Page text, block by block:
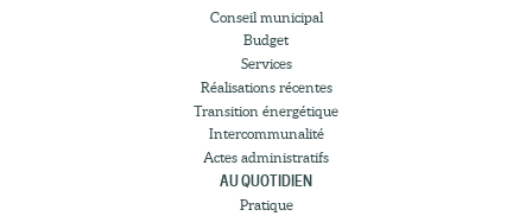
Conseil municipal
Budget
Services
Réalisations récentes
Transition énergétique
Intercommunalité
Actes administratifs
AU QUOTIDIEN
Pratique